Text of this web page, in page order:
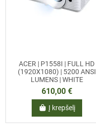
ACER | P1558I | FULL HD
(1920X1080) | 5200 ANSI
LUMENS | WHITE
610,00 €
Į krepšelį